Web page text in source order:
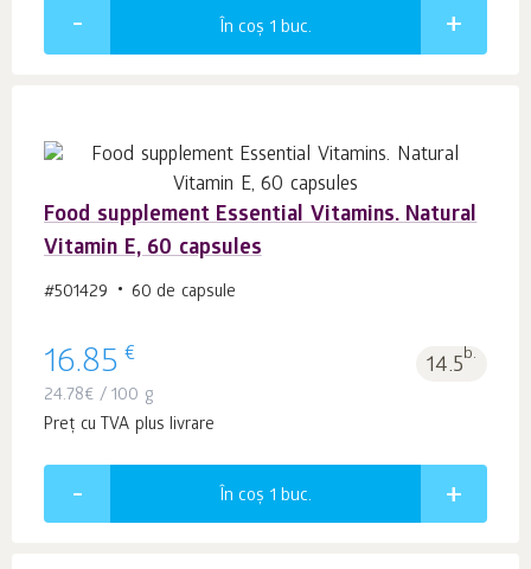
În coș 1 buc.
Food supplement Essential Vitamins. Natural
Vitamin E, 60 capsules
#501429 60 de capsule
16.85 € 14.5b.
24.78€ / 100 g
Preț cu TVA plus livrare
În coș 1 buc.